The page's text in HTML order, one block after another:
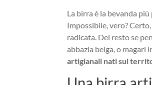
La birra è la bevanda
Impossibile, vero?
radicata. Del resto se
abbazia belga, o magari
artigianali nati sul